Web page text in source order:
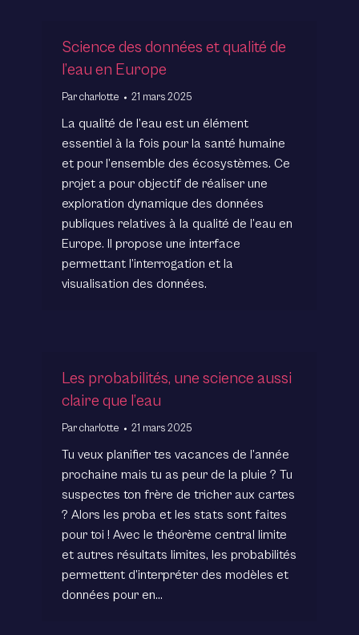
Science des données et qualité de
l’eau en Europe
Par charlotte 21 mars 2025
La qualité de l’eau est un élément
essentiel à la fois pour la santé humaine
et pour l’ensemble des écosystèmes. Ce
projet a pour objectif de réaliser une
exploration dynamique des données
publiques relatives à la qualité de l’eau en
Europe. Il propose une interface
permettant l’interrogation et la
visualisation des données.
Les probabilités, une science aussi
claire que l’eau
Par charlotte 21 mars 2025
Tu veux planifier tes vacances de l’année
prochaine mais tu as peur de la pluie ? Tu
suspectes ton frère de tricher aux cartes
? Alors les proba et les stats sont faites
pour toi ! Avec le théorème central limite
et autres résultats limites, les probabilités
permettent d’interpréter des modèles et
données pour en…